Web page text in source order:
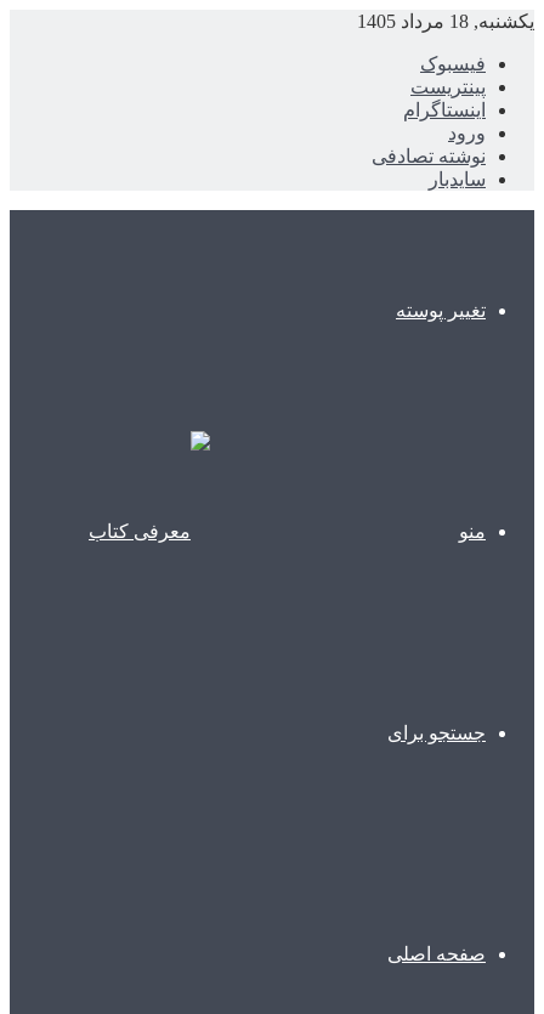
یکشنبه, 18 مرداد 1405
فیسبوک
پینتریست
اینستاگرام
ورود
نوشته تصادفی
سایدبار
تغییر پوسته
منو
جستجو برای
صفحه اصلی